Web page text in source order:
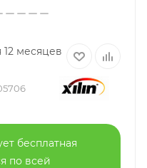
месяцев
бесплатная
по всей